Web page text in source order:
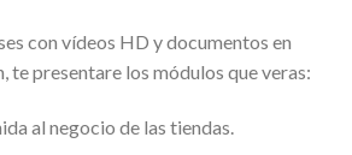
con vídeos HD y documentos en
te presentare los módulos que veras:
al negocio de las tiendas.